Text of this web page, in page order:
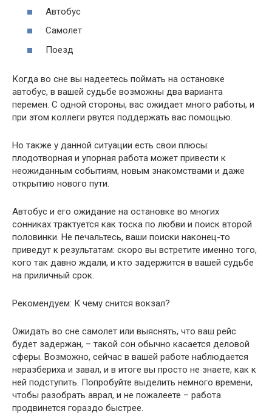
Автобус
Самолет
Поезд
Когда во сне вы надеетесь поймать на остановке
автобус, в вашей судьбе возможны два варианта
перемен. С одной стороны, вас ожидает много работы, и
при этом коллеги рвутся поддержать вас помощью.
Но также у данной ситуации есть свои плюсы:
плодотворная и упорная работа может привести к
неожиданным событиям, новым знакомствами и даже
открытию нового пути.
Автобус и его ожидание на остановке во многих
сонниках трактуется как тоска по любви и поиск второй
половинки. Не печальтесь, ваши поиски наконец-то
приведут к результатам: скоро вы встретите именно того,
кого так давно ждали, и кто задержится в вашей судьбе
на приличный срок.
Рекомендуем: К чему снится вокзал?
Ожидать во сне самолет или выяснять, что ваш рейс
будет задержан, – такой сон обычно касается деловой
сферы. Возможно, сейчас в вашей работе наблюдается
неразбериха и завал, и в итоге вы просто не знаете, как к
ней подступить. Попробуйте выделить немного времени,
чтобы разобрать аврал, и не пожалеете – работа
продвинется гораздо быстрее.